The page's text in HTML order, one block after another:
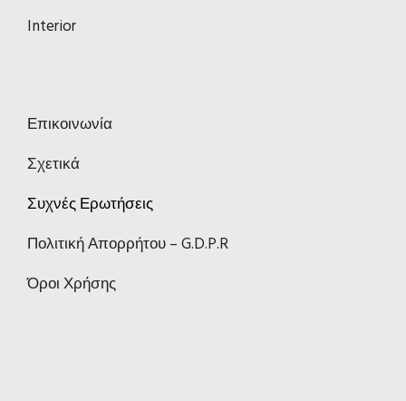
Interior
Επικοινωνία
Σχετικά
Συχνές Ερωτήσεις
Πολιτική Απορρήτου – G.D.P.R
Όροι Χρήσης